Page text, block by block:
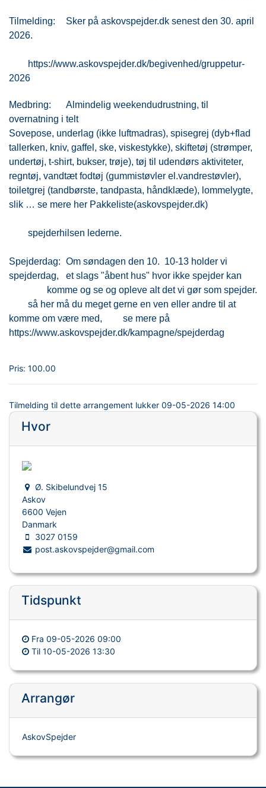
Tilmelding:
Sker på askovspejder.dk senest den 30. april
2026.
https://www.askovspejder.dk/begivenhed/gruppetur-
2026
Medbring:
Almindelig weekendudrustning, til
overnatning i telt
Sovepose, underlag (ikke luftmadras), spisegrej (dyb+flad
tallerken, kniv, gaffel, ske, viskestykke), skiftetøj (strømper,
undertøj, t-shirt, bukser, trøje), tøj til udendørs aktiviteter,
regntøj, vandtæt fodtøj (gummistøvler el.vandrestøvler),
toiletgrej (tandbørste, tandpasta, håndklæde), lommelygte,
slik … se mere her Pakkeliste(askovspejder.dk)
spejderhilsen lederne.
Spejderdag: Om søndagen den 10. 10-13 holder vi
spejderdag,
et slags "åbent hus" hvor ikke spejder kan
komme og se og opleve alt det vi gør som spejder.
så her må du meget gerne en ven eller andre til at
komme om være med,
se mere på
https://www.askovspejder.dk/kampagne/spejderdag
Pris: 100.00
Tilmelding til dette arrangement lukker 09-05-2026 14:00
Hvor
Ø. Skibelundvej 15
Askov
6600 Vejen
Danmark
3027 0159
post.askovspejder@gmail.com
Tidspunkt
Fra 09-05-2026 09:00
Til 10-05-2026 13:30
Arrangør
AskovSpejder